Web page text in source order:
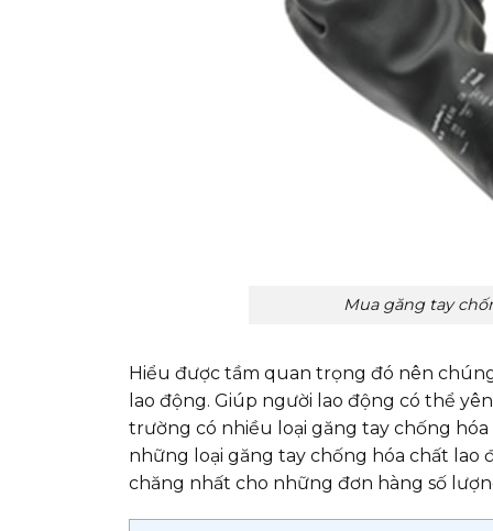
Mua găng tay
Hiểu được tầm quan trọng đó nên
lao động. Giúp người lao động có thể
trường có nhiều loại găng tay chống
những loại găng tay chống hóa chất lao
chăng nhất cho những đơn hàng số